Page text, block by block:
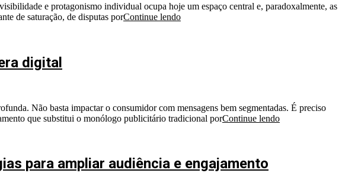
e protagonismo individual ocupa hoje um espaço central e, paradoxalmente, as
de saturação, de disputas porContinue lendo
digital
Não basta impactar o consumidor com mensagens bem segmentadas. É preciso
que substitui o monólogo publicitário tradicional porContinue lendo
para ampliar audiência e engajamento